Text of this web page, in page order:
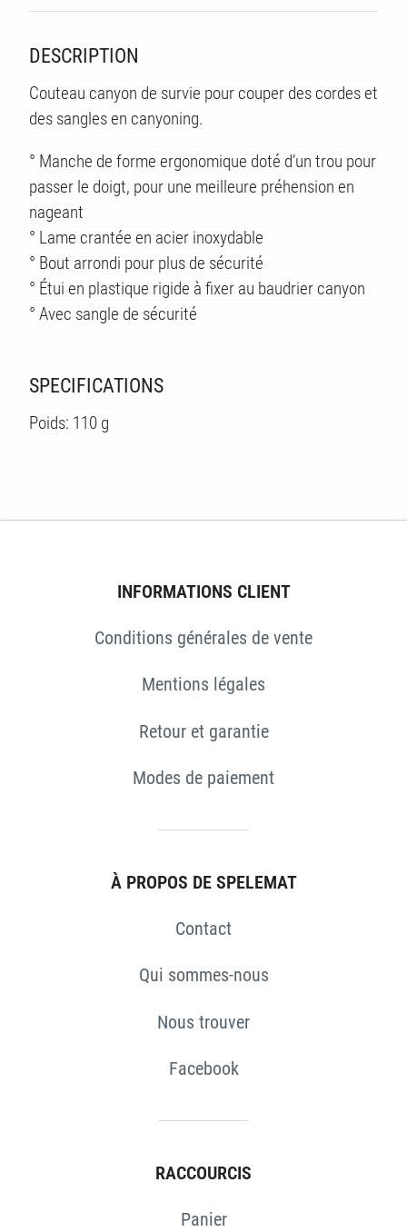
DESCRIPTION
Couteau canyon de survie pour couper des cordes et
des sangles en canyoning.
° Manche de forme ergonomique doté d’un trou pour
passer le doigt, pour une meilleure préhension en
nageant
° Lame crantée en acier inoxydable
° Bout arrondi pour plus de sécurité
° Étui en plastique rigide à fixer au baudrier canyon
° Avec sangle de sécurité
SPECIFICATIONS
Poids: 110 g
INFORMATIONS CLIENT
Conditions générales de vente
Mentions légales
Retour et garantie
Modes de paiement
À PROPOS DE SPELEMAT
Contact
Qui sommes-nous
Nous trouver
Facebook
RACCOURCIS
Panier